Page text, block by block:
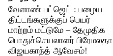
வேளாண் பட்ஜெட் : பழைய
திட்டங்களுக்குப் பெயர்
மாற்றம் மட்டுமே – தேமுதிக
பொதுச்செயலாளர் பிரேமலதா
விஜயகாந்த் ஆவேசம்!